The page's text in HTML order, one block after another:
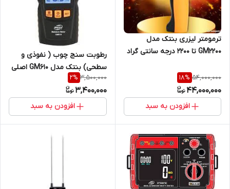
ترمومتر لیزری بنتک مدل
GM2200 تا 2200 درجه سانتی گراد
جوش آزما تجهیز)
54,000,000
18%
44,000,000
افزودن به سبد
رطوبت سنج چوب ( نفوذی و
سطحی) بنتک مدل GM610 اصلی
3,500,000
2%
3,400,000
افزودن به سبد